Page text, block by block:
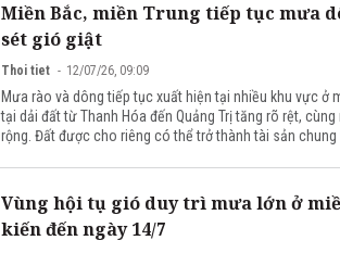
Miền Bắc, miền Trung tiếp tục mưa
sét gió giật
Thoi tiet 12/07/26, 09:09
Mưa rào và dông tiếp tục xuất hiện tại nhiều khu vực ở
tại dải đất từ Thanh Hóa đến Quảng Trị tăng rõ rệt,
rộng. Đất được cho riêng có thể trở thành tài sản chung
Vùng hội tụ gió duy trì mưa lớn ở
kiến đến ngày 14/7